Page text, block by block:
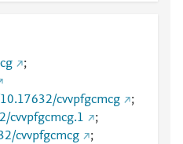
;
cvvpfgcmcg
;
cvvpfgcmcg.1
;
cvvpfgcmcg
;